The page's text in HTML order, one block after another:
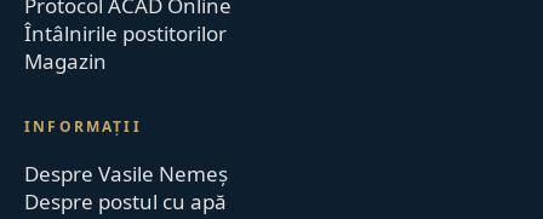
Întâlnirile postitorilor
Magazin
INFORMAȚII
Despre Vasile Nemeș
Despre postul cu apă